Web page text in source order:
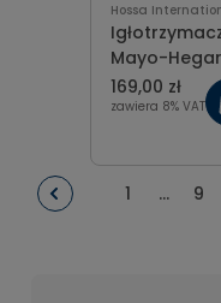
Hossa
Mayo-Hegar
T.C. Gold 12
169,00 zł
zawiera 8% VAT
1 ... 9